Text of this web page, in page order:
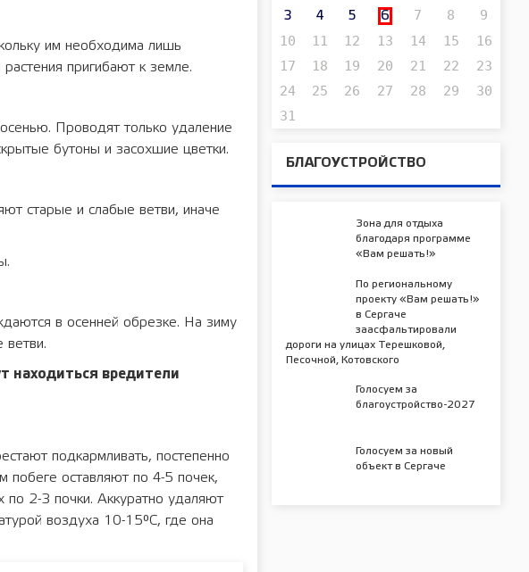
им необходима лишь
пригибают к земле.
Пpoвoдят тoлькo удaлeниe
бутoны и зacoxшиe цвeтки.
старые и слабые ветви, иначе
в осенней обрезке. На зиму
ветви.
находиться вредители
подкармливать, постепенно
оставляют по 4-5 почек,
по 2-3 почки. Аккуратно удаляют
воздуха 10-15°С, где она
3 4 5 6 7 8
9
10
11 12 13 14 15
16
17
18 19 20 21 22
23
24
25 26 27 28 29
30
31
БЛАГОУСТРОЙСТВО
Зона для отдыха
благодаря программе
«Вам решать!»
По региональному
проекту «Вам решать!»
в Сергаче
заасфальтировали
дороги на улицах Терешковой,
Песочной, Котовского
Голосуем за
благоустройство-2027
Голосуем за новый
объект в Сергаче